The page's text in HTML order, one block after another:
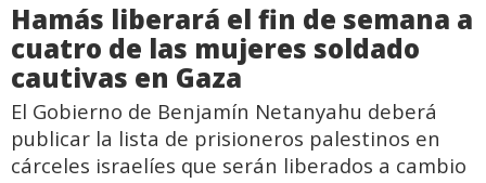
Hamás liberará el fin de semana a
cuatro de las mujeres soldado
cautivas en Gaza
El Gobierno de Benjamín Netanyahu deberá
publicar la lista de prisioneros palestinos en
cárceles israelíes que serán liberados a cambio